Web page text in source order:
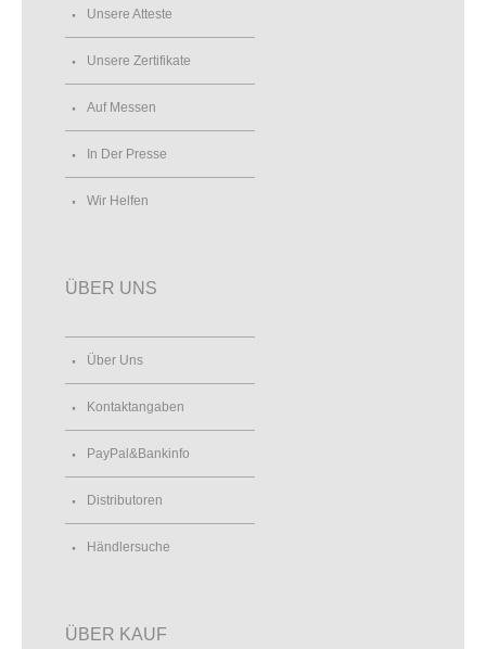
Unsere Atteste
Unsere Zertifikate
Auf Messen
In Der Presse
Wir Helfen
ÜBER UNS
Über Uns
Kontaktangaben
PayPal&Bankinfo
Distributoren
Händlersuche
ÜBER KAUF